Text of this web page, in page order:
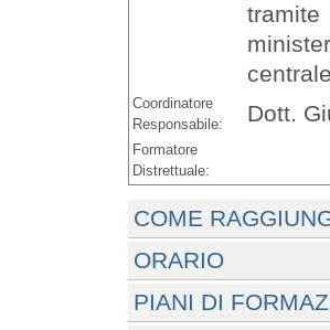
Coordinatore
Responsabile:
Dott.
Formatore
Distrettuale:
COME
ORARIO
PIANI DI